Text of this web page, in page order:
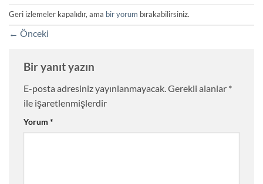
Geri izlemeler kapalıdır, ama bir yorum bırakabilirsiniz.
← Önceki
Bir yanıt yazın
E-posta adresiniz yayınlanmayacak.Gerekli alanlar *
ile işaretlenmişlerdir
Yorum *